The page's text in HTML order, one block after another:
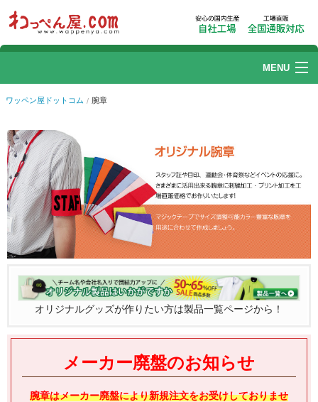
MENU
ワッペン
刺繍加工
リストバンド
帽子刺繍
プリント加工
ご利用ガイド Q.よくある質問
ワッペン屋ドットコム 腕章
オリジナルグッズが作りたい方は製品一覧ページから！
メーカー廃盤のお知らせ
腕章はメーカー廃盤により新規注文をお受けしておりませ